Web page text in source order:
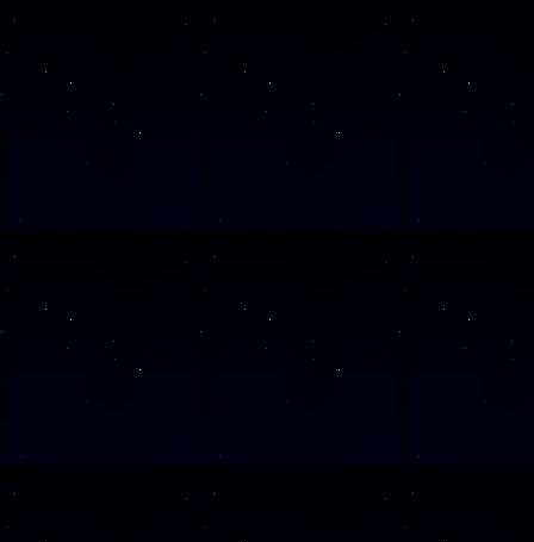
SAMSTAG
SAMSTAG
SAMSTAG
Alle